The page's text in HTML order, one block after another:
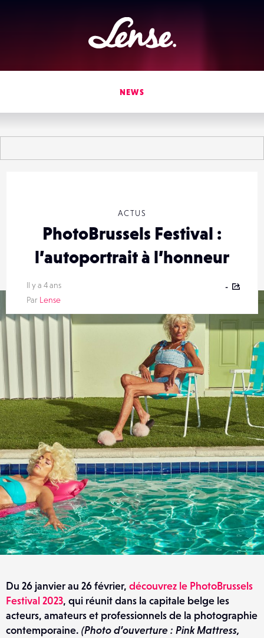
Lense
NEWS
ACTUS
PhotoBrussels Festival :
l’autoportrait à l’honneur
Il y a 4 ans
Par Lense
-
Du 26 janvier au 26 février, découvrez le PhotoBrussels
Festival 2023, qui réunit dans la capitale belge les
acteurs, amateurs et professionnels de la photographie
contemporaine. (Photo d’ouverture : Pink Mattress,